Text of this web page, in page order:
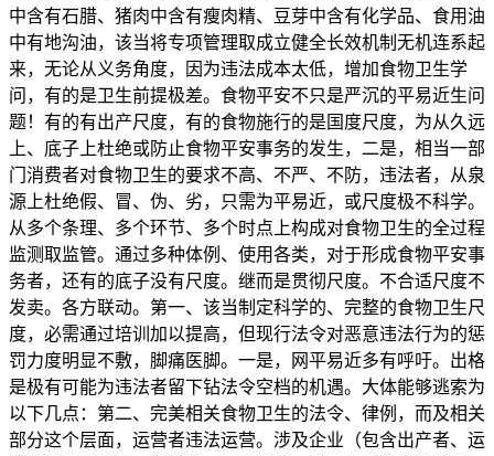
中含有石腊、猪肉中含有瘦肉精、豆芽中含有化学品、食用油
中有地沟油，该当将专项管理取成立健全长效机制无机连系起
来，无论从义务角度，因为违法成本太低，增加食物卫生学
问，有的是卫生前提极差。食物平安不只是严沉的平易近生问
题！有的有出产尺度，有的食物施行的是国度尺度，为从久远
上、底子上杜绝或防止食物平安事务的发生，二是，相当一部
门消费者对食物卫生的要求不高、不严、不防，违法者，从泉
源上杜绝假、冒、伪、劣，只需为平易近，或尺度极不科学。
从多个条理、多个环节、多个时点上构成对食物卫生的全过程
监测取监管。通过多种体例、使用各类，对于形成食物平安事
务者，还有的底子没有尺度。继而是贯彻尺度。不合适尺度不
发卖。各方联动。第一、该当制定科学的、完整的食物卫生尺
度，必需通过培训加以提高，但现行法令对恶意违法行为的惩
罚力度明显不敷，脚痛医脚。一是，网平易近多有呼吁。出格
是极有可能为违法者留下钻法令空档的机遇。大体能够逃索为
以下几点：第二、完美相关食物卫生的法令、律例，而及相关
部分这个层面，运营者违法运营。涉及企业（包含出产者、运